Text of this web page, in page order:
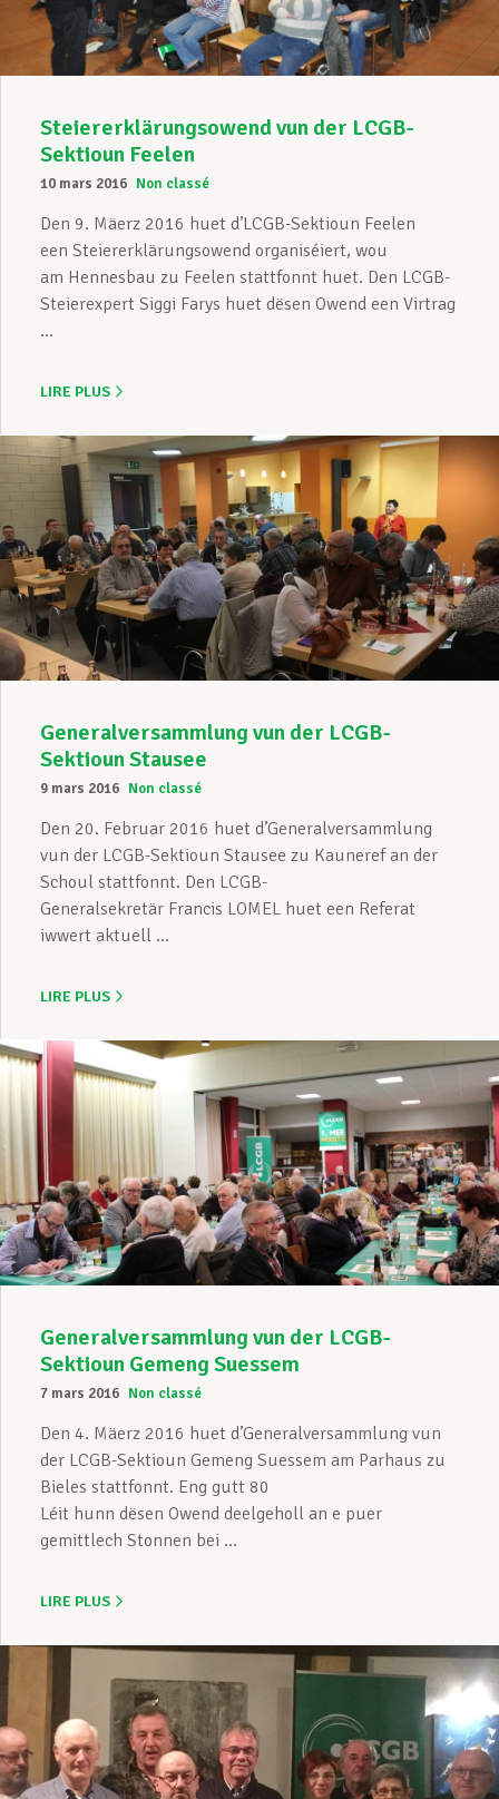
Steiererklärungsowend vun der LCGB-
Sektioun Feelen
10 mars 2016 Non classé
Den 9. Mäerz 2016 huet d’LCGB-Sektioun Feelen
een Steiererklärungsowend organiséiert, wou
am Hennesbau zu Feelen stattfonnt huet. Den LCGB-
Steierexpert Siggi Farys huet dësen Owend een Virtrag
...
LIRE PLUS
Generalversammlung vun der LCGB-
Sektioun Stausee
9 mars 2016 Non classé
Den 20. Februar 2016 huet d’Generalversammlung
vun der LCGB-Sektioun Stausee zu Kauneref an der
Schoul stattfonnt. Den LCGB-
Generalsekretär Francis LOMEL huet een Referat
iwwert aktuell ...
LIRE PLUS
Generalversammlung vun der LCGB-
Sektioun Gemeng Suessem
7 mars 2016 Non classé
Den 4. Mäerz 2016 huet d’Generalversammlung vun
der LCGB-Sektioun Gemeng Suessem am Parhaus zu
Bieles stattfonnt. Eng gutt 80
Léit hunn dësen Owend deelgeholl an e puer
gemittlech Stonnen bei ...
LIRE PLUS